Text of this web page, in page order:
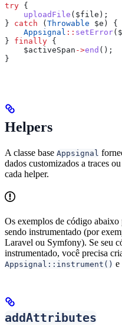
try {
    uploadFile
( $file );
} catch ( Throwable $e ) {
    Appsignal
:: setError(
} finally {
    $activeSpan
->end ();
}
Helpers
A classe base Appsignal
dados customizados a traces
cada helper.
Os exemplos de código abaixo
sendo instrumentado (por
Laravel ou Symfony). Se seu
instrumentado, você precisa
Appsignal::instrument() e
addAttributes